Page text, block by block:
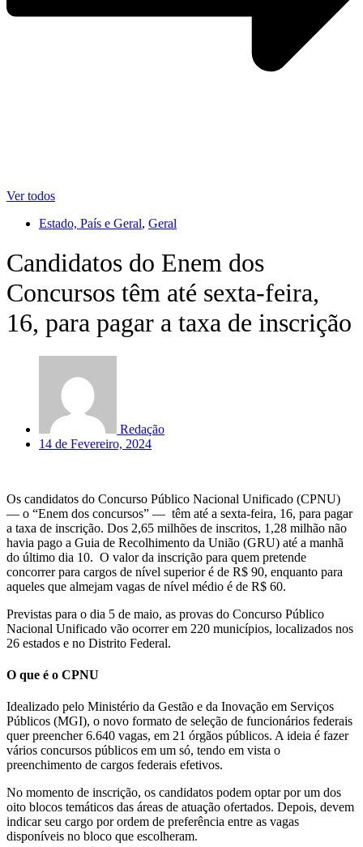
Ver todos
Estado, País e Geral, Geral
Candidatos do Enem dos
Concursos têm até sexta-feira,
16, para pagar a taxa de inscrição
Redação
14 de Fevereiro, 2024
Os candidatos do Concurso Público Nacional Unificado (CPNU)
— o “Enem dos concursos” — têm até a sexta-feira, 16, para pagar
a taxa de inscrição. Dos 2,65 milhões de inscritos, 1,28 milhão não
havia pago a Guia de Recolhimento da União (GRU) até a manhã
do último dia 10. O valor da inscrição para quem pretende
concorrer para cargos de nível superior é de R$ 90, enquanto para
aqueles que almejam vagas de nível médio é de R$ 60.
Previstas para o dia 5 de maio, as provas do Concurso Público
Nacional Unificado vão ocorrer em 220 municípios, localizados nos
26 estados e no Distrito Federal.
O que é o CPNU
Idealizado pelo Ministério da Gestão e da Inovação em Serviços
Públicos (MGI), o novo formato de seleção de funcionários federais
quer preencher 6.640 vagas, em 21 órgãos públicos. A ideia é fazer
vários concursos públicos em um só, tendo em vista o
preenchimento de cargos federais efetivos.
No momento de inscrição, os candidatos podem optar por um dos
oito blocos temáticos das áreas de atuação ofertados. Depois, devem
indicar seu cargo por ordem de preferência entre as vagas
disponíveis no bloco que escolheram.